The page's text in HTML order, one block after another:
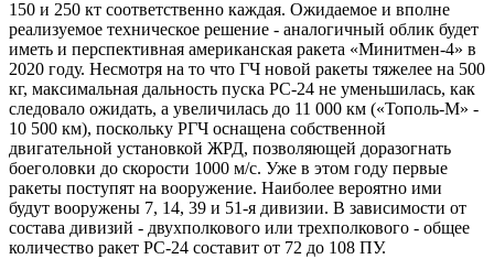
150 и 250 кт соответственно каждая. Ожидаемое и вполне
реализуемое техническое решение - аналогичный облик будет
иметь и перспективная американская ракета «Минитмен-4» в
2020 году. Несмотря на то что ГЧ новой ракеты тяжелее на 500
кг, максимальная дальность пуска РС-24 не уменьшилась, как
следовало ожидать, а увеличилась до 11 000 км («Тополь-М» -
10 500 км), поскольку РГЧ оснащена собственной
двигательной установкой ЖРД, позволяющей доразогнать
боеголовки до скорости 1000 м/с. Уже в этом году первые
ракеты поступят на вооружение. Наиболее вероятно ими
будут вооружены 7, 14, 39 и 51-я дивизии. В зависимости от
состава дивизий - двухполкового или трехполкового - общее
количество ракет РС-24 составит от 72 до 108 ПУ.